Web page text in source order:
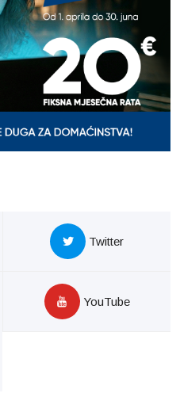
Twitter
YouTube